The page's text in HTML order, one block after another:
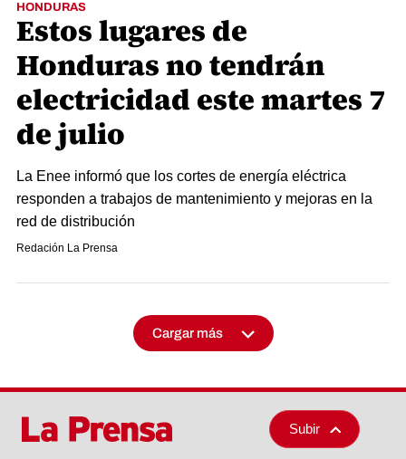
HONDURAS
Estos lugares de
Honduras no tendrán
electricidad este martes 7
de julio
La Enee informó que los cortes de energía eléctrica
responden a trabajos de mantenimiento y mejoras en la
red de distribución
Redación La Prensa
Cargar más
Subir